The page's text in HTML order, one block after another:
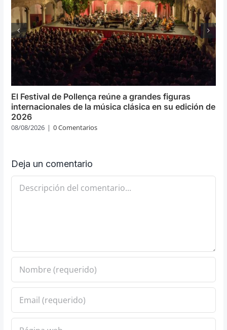
El Festival de Pollença reúne a grandes figuras
internacionales de la música clásica en su edición de
2026
08/08/2026 | 0 Comentarios
Deja un comentario
Comentario